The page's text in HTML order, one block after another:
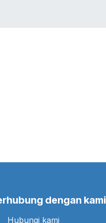
dengan kami
Hubungi kami